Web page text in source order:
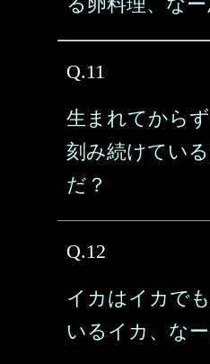
Q.11
生まれてから
刻み続けてい
だ？
Q.12
イカはイカで
いるイカ、な